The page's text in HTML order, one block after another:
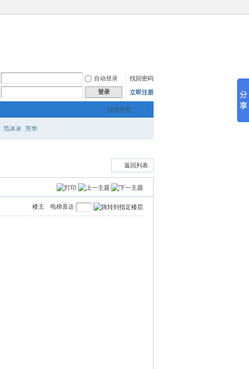
自动登录
找回密码
登录 立即注册
快捷导航
范冰冰 芳华
返回列表
电梯直达
楼主